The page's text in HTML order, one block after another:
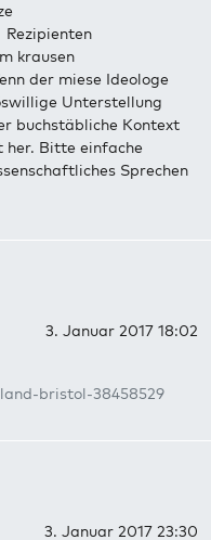
krausen
der miese Ideologe
Unterstellung
buchstäbliche Kontext
her. Bitte einfache
Sprechen
3. Januar 2017 18:02
bristol-38458529
3. Januar 2017 23:30